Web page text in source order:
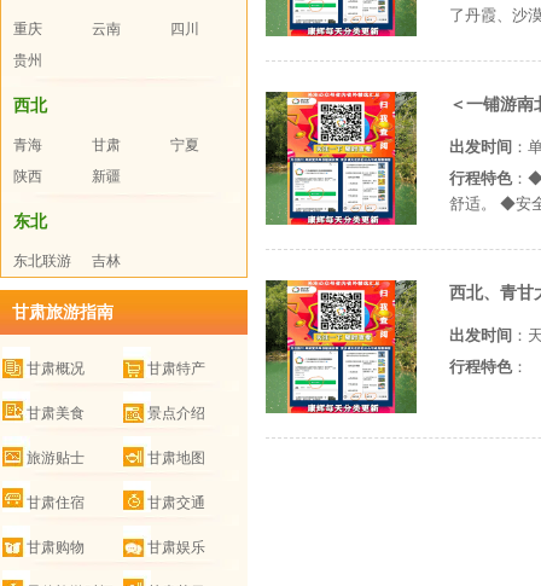
重庆 云南
四川
贵州
西北
青海 甘肃
宁夏
陕西
新疆
东北
东北联游 吉林
甘肃旅游指南
甘肃概况 甘肃特产
甘肃美食 景点介绍
旅游贴士 甘肃地图
甘肃住宿 甘肃交通
甘肃购物 甘肃娱乐
了丹霞、沙
＜一铺游
出发时间 ：
行程特色：◆
舒适。 ◆安
西北、青甘
出发时间 ：
行程特色：